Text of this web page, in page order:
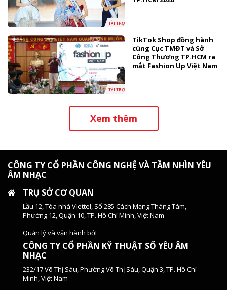
TÀI TRỢ
TÀI TRỢ
TikTok Shop đồng hành
cùng Cục TMĐT và Sở
Công Thương TP.HCM ra
mắt Fashion Up Việt Nam
Xem thêm
CÔNG TY CỔ PHẦN CÔNG NGHỆ VÀ TẦM NHÌN YÊU
ÂM NHẠC
TRỤ SỞ CƠ QUAN
Lầu 12, Tòa nhà Viettel, Số 285 Cách Mạng Tháng Tám,
Phường 12, Quận 10, TP. Hồ Chí Minh, Việt Nam
Quản lý và vận hành bởi
CÔNG TY CỔ PHẦN KỸ THUẬT SỐ YÊU ÂM
NHẠC
232/17 Võ Thị Sáu, Phường Võ Thị Sáu, Quận 3, TP. Hồ Chí
Minh, Việt Nam